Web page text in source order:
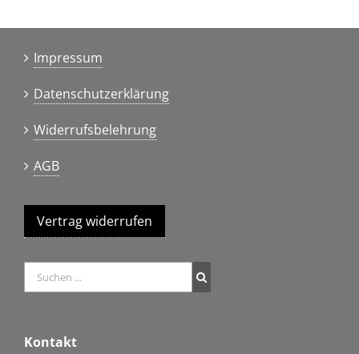
Impressum
Datenschutzerklärung
Widerrufsbelehrung
AGB
Vertrag widerrufen
Kontakt